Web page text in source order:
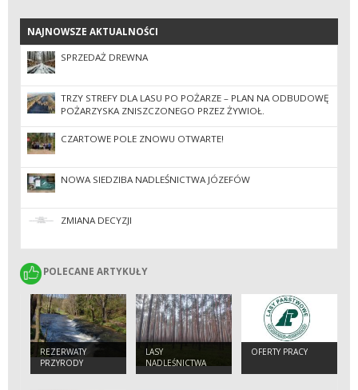
NAJNOWSZE AKTUALNOŚCI
NAJNOWSZE AKTUALNOŚCI
SPRZEDAŻ DREWNA
TRZY STREFY DLA LASU PO POŻARZE – PLAN NA ODBUDOWĘ
POŻARZYSKA ZNISZCZONEGO PRZEZ ŻYWIOŁ.
CZARTOWE POLE ZNOWU OTWARTE!
NOWA SIEDZIBA NADLEŚNICTWA JÓZEFÓW
ZMIANA DECYZJI
POLECANE ARTYKUŁY
POLECANE ARTYKUŁY
REZERWATY
PRZYRODY
LASY
NADLEŚNICTWA
OFERTY PRACY